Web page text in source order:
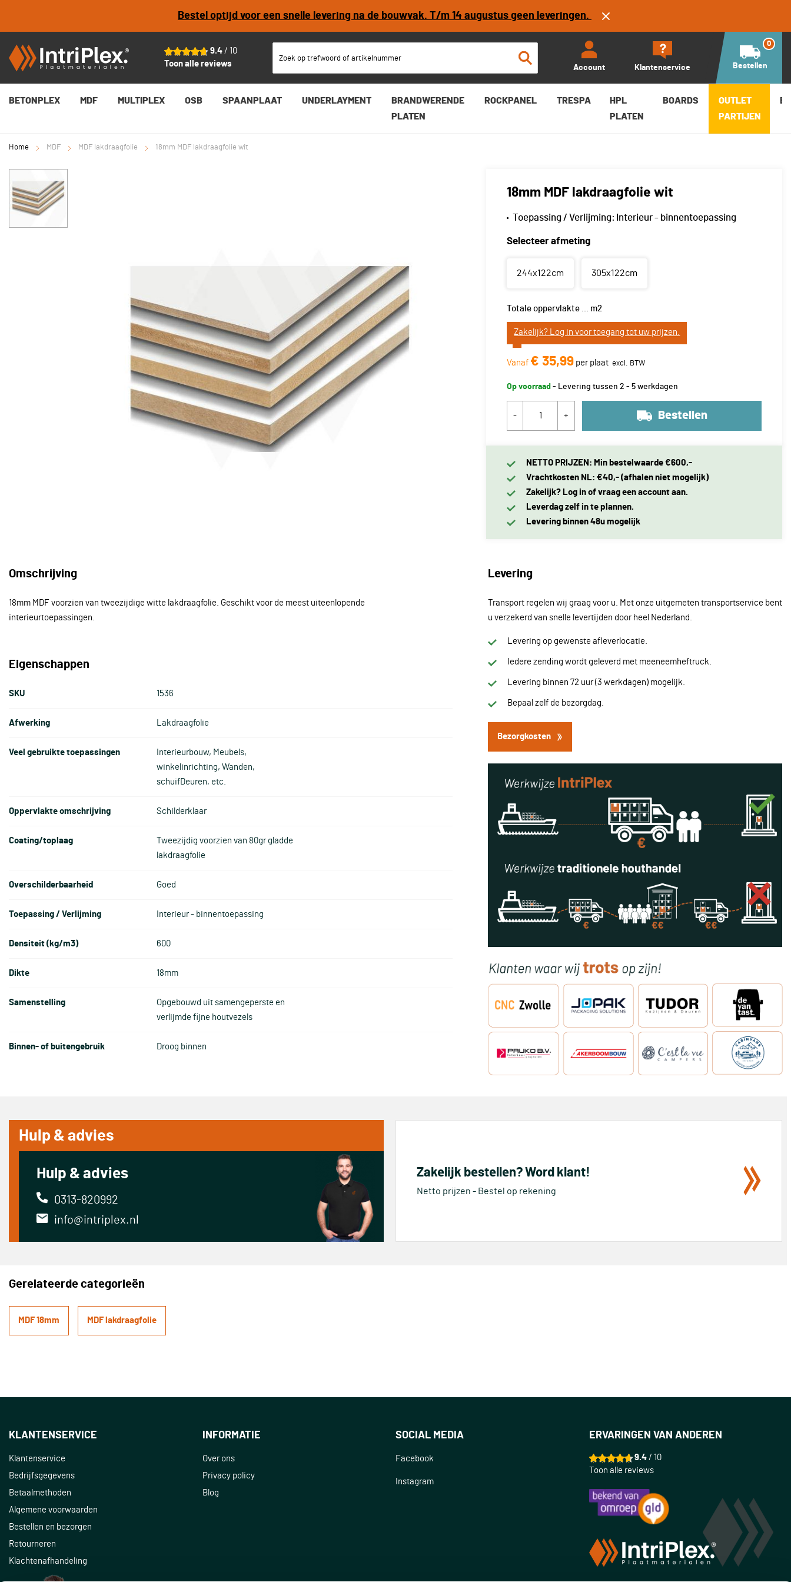
Bestel optijd voor een snelle levering na de bouwvak. T/m 14 augustus geen leveringen.
Account Klantenservice
9.4/ 10
Toon alle reviews
Bestellen
0
BETONPLEX MDF MULTIPLEX OSB SPAANPLAAT UNDERLAYMENT
BRANDWERENDE
PLATEN
ROCKPANEL TRESPA
HPL
PLATEN
BOARDS
OUTLET
PARTIJEN
Home MDF MDF lakdraagfolie 18mm MDF lakdraagfolie wit
18mm MDF lakdraagfolie wit
Vanaf € 35,99 per plaat
Selecteer afmeting
244x122cm 305x122cm
Totale oppervlakte ... m2
Zakelijk? Log in voor toegang tot uw prijzen.
Vanaf € 35,99 per plaat
Op voorraad - Levering tussen 2 - 5 werkdagen
- + Bestellen
Toepassing / Verlijming: Interieur - binnentoepassing
NETTO PRIJZEN: Min bestelwaarde €600,-
Vrachtkosten NL: €40,- (afhalen niet mogelijk)
Zakelijk? Log in of vraag een account aan.
Leverdag zelf in te plannen.
Levering binnen 48u mogelijk
Omschrijving
18mm MDF voorzien van tweezijdige witte lakdraagfolie. Geschikt voor de meest uiteenlopende
interieurtoepassingen.
Eigenschappen
SKU 1536
Afwerking Lakdraagfolie
Veel gebruikte toepassingen
Interieurbouw, Meubels,
winkelinrichting, Wanden,
schuifDeuren, etc.
Oppervlakte omschrijving Schilderklaar
Coating/toplaag
Tweezijdig voorzien van 80gr gladde
lakdraagfolie
Overschilderbaarheid Goed
Toepassing / Verlijming Interieur - binnentoepassing
Densiteit (kg/m3) 600
Dikte 18mm
Samenstelling
Opgebouwd uit samengeperste en
verlijmde fijne houtvezels
Binnen- of buitengebruik Droog binnen
Levering
Transport regelen wij graag voor u. Met onze uitgemeten transportservice bent
u verzekerd van snelle levertijden door heel Nederland.
Levering op gewenste afleverlocatie.
Iedere zending wordt geleverd met meeneemheftruck.
Levering binnen 72 uur (3 werkdagen) mogelijk.
Bepaal zelf de bezorgdag.
Bezorgkosten
Hulp & advies
Hulp & advies
0313-820992
info@intriplex.nl
Zakelijk bestellen? Word klant!
Netto prijzen - Bestel op rekening
Gerelateerde categorieën
MDF 18mm MDF lakdraagfolie
KLANTENSERVICE
Klantenservice
Bedrijfsgegevens
Betaalmethoden
Algemene voorwaarden
Bestellen en bezorgen
Retourneren
Klachtenafhandeling
INFORMATIE
Over ons
Privacy policy
Blog
SOCIAL MEDIA
Facebook
Instagram
ERVARINGEN VAN ANDEREN
9.4 / 10
Toon alle reviews